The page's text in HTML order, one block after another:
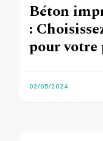
Béton
:
pour
02/05/2024